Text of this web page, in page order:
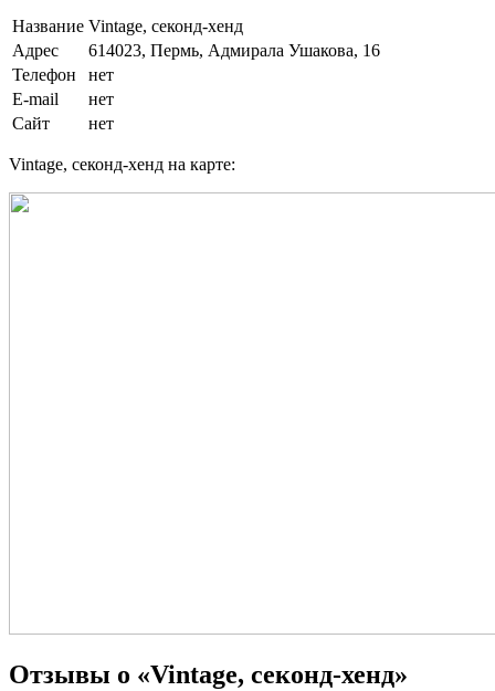
Название Vintage, секонд-хенд
Адрес
614023, Пермь, Адмирала Ушакова, 16
Телефон
нет
E-mail
нет
Сайт
нет
Vintage, секонд-хенд на карте:
Отзывы о «Vintage, секонд-хенд»